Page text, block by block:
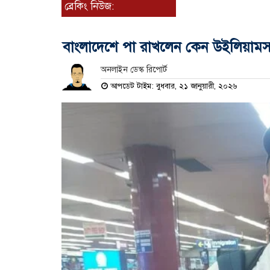
ব্রেকিং নিউজ:
বাংলাদেশে পা রাখলেন কেন
অনলাইন ডেস্ক রিপোর্ট
আপডেট টাইম: বুধবার, ২১ জানুয়ারী, ২০২৬